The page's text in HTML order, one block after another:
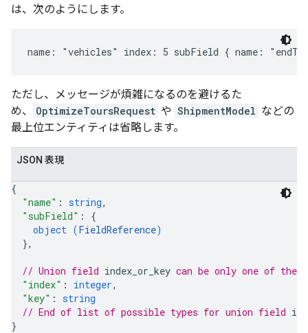
は、次のようにします。
ただし、メッセージが煩雑になるのを避けるた
め、
OptimizeToursRequest や ShipmentModel などの
最上位エンティティは省略します。
JSON 表現
{
"name" : string,
"subField" : {
object (FieldReference)
},
// Union field index_or_key can be only one of the
"index" : integer,
"key" : string
// End of list of possible types for union field
}